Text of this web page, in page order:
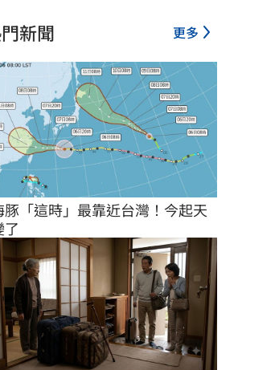
新聞 更多
豚「這時」最靠近台灣！今起天
了